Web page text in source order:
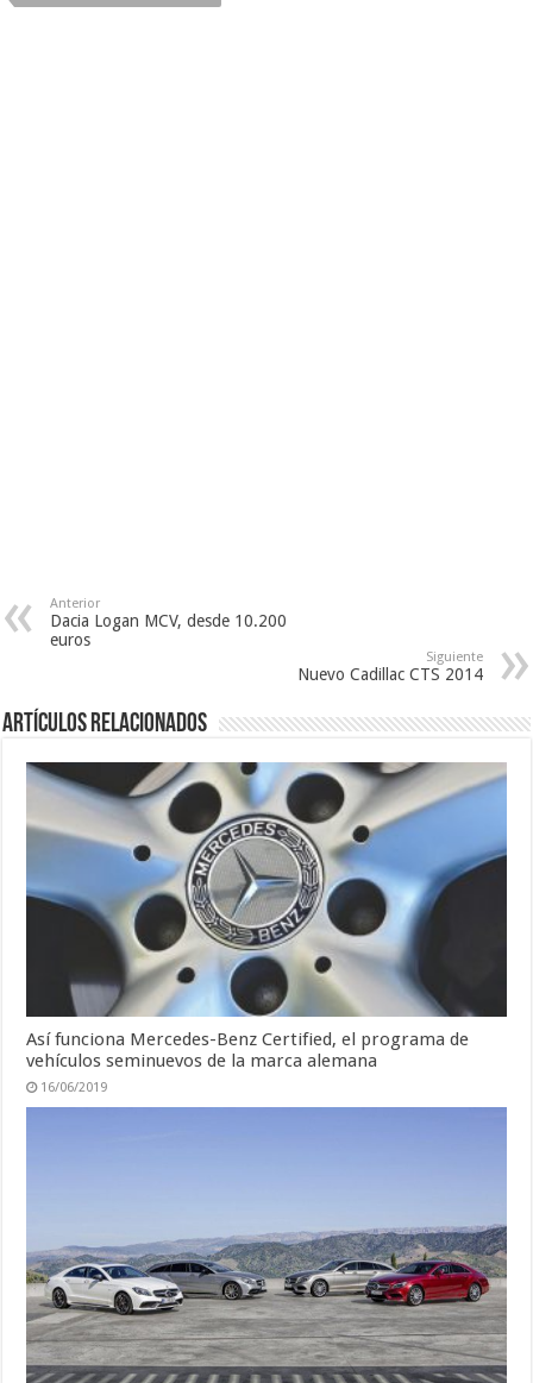
Anterior
Dacia Logan MCV, desde 10.200
euros
Siguiente
Nuevo Cadillac CTS 2014
Artículos Relacionados
Así funciona Mercedes-Benz Certified, el programa de
vehículos seminuevos de la marca alemana
16/06/2019